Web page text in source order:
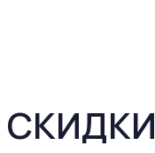
СКИДКИ